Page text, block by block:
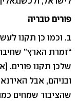
פורים טבריה
ב. וכמו כן תקנו
“זמרת הארץ”
שלכן תקנו פורים.
ובניהם, אבל
שהציבור שמחים